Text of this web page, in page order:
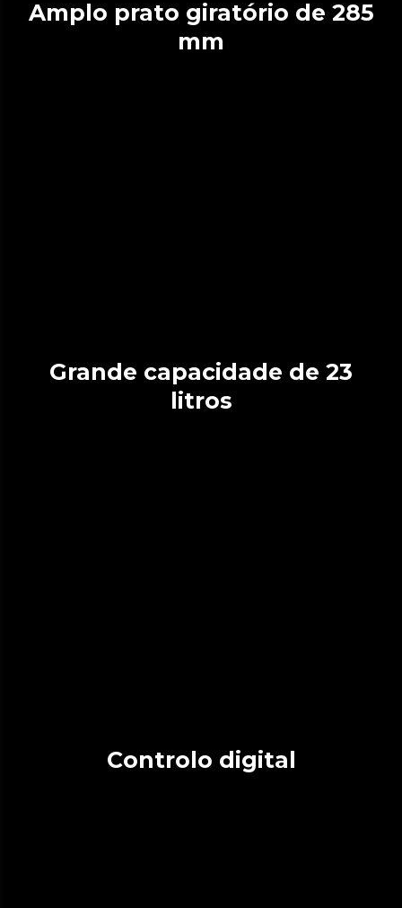
Amplo prato giratório de 285
mm
Grande capacidade de 23
litros
Controlo digital